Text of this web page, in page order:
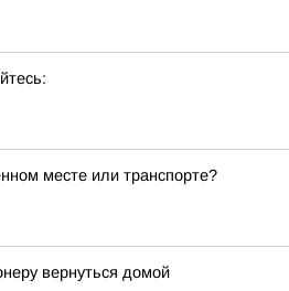
месте или транспорте?
вернуться домой